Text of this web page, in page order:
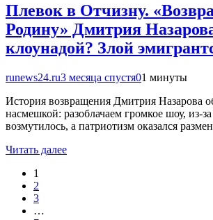
Плевок в Отчизну.
Родину» Дмитрия
клоунадой? Злой
runews24.ru3 месяца спустя01 минуты
История возвращения Дмитрия Назарова
насмешкой: разоблачаем громкое шоу, из-
возмутилось, а патриотизм оказался
Читать далее
1
2
3
…